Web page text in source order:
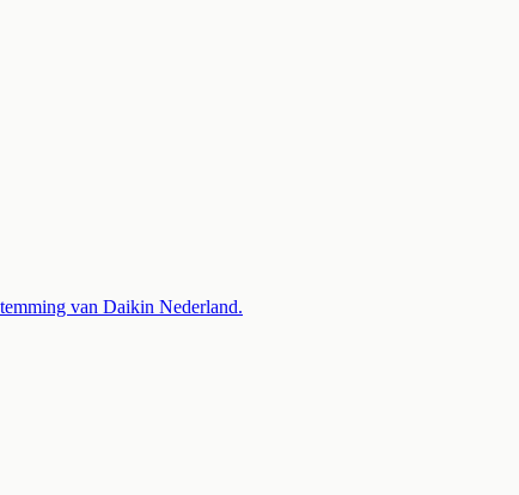
van Daikin Nederland.